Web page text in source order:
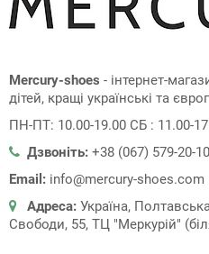
Mercury-shoes - інтернет-
дітей, кращі українські та
ПН-ПТ: 10.00-19.00 СБ : 11.00-
Дзвоніть: +38 (067) 579-20-10
Email: info@mercury-shoes.com
Адреса: Україна,
Свободи, 55, ТЦ "Меркурій"